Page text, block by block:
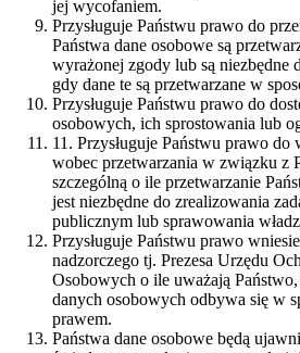
jej wycofaniem.
Przysługuje Państwu prawo do
Państwa dane osobowe są
wyrażonej zgody lub są niezbędne
gdy dane te są przetwarzane w
Przysługuje Państwu prawo do
osobowych, ich sprostowania lub
11. Przysługuje Państwu prawo do
wobec przetwarzania w związku z
szczególną o ile przetwarzanie
jest niezbędne do zrealizowania
publicznym lub sprawowania
Przysługuje Państwu prawo
nadzorczego tj. Prezesa Urzędu
Osobowych o ile uważają
danych osobowych odbywa się w
prawem.
Państwa dane osobowe będą